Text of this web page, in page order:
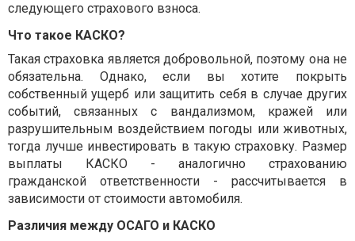
следующего страхового взноса.
Что такое КАСКО?
Такая страховка является добровольной, поэтому она не
обязательна. Однако, если вы хотите покрыть
собственный ущерб или защитить себя в случае других
событий, связанных с вандализмом, кражей или
разрушительным воздействием погоды или животных,
тогда лучше инвестировать в такую страховку. Размер
выплаты КАСКО - аналогично страхованию
гражданской ответственности - рассчитывается в
зависимости от стоимости автомобиля.
Различия между OCАГО и КАСКО